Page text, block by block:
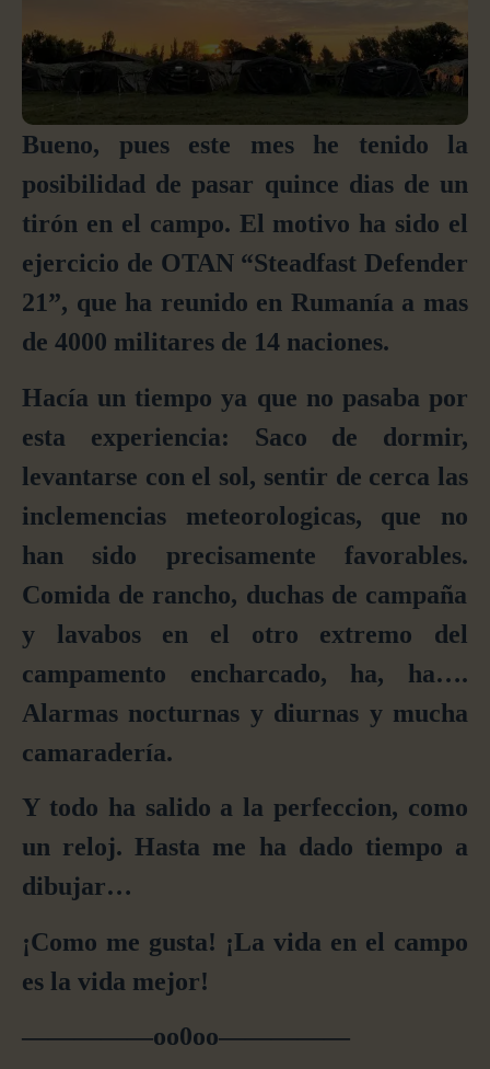
Bueno, pues este mes he tenido la
posibilidad de pasar quince dias de un
tirón en el campo. El motivo ha sido el
ejercicio de OTAN “Steadfast Defender
21”, que ha reunido en Rumanía a mas
de 4000 militares de 14 naciones.
Hacía un tiempo ya que no pasaba por
esta experiencia: Saco de dormir,
levantarse con el sol, sentir de cerca las
inclemencias meteorologicas, que no
han sido precisamentefavorables.
Comida de rancho, duchas de campaña
y lavabos en el otro extremo del
campamento encharcado, ha, ha….
Alarmas nocturnas y diurnas y mucha
camaradería.
Y todo ha salido a la perfeccion, como
un reloj.Hasta me ha dado tiempo a
dibujar…
¡Como me gusta! ¡La vida en el campo
es la vida mejor!
—————oo0oo—————